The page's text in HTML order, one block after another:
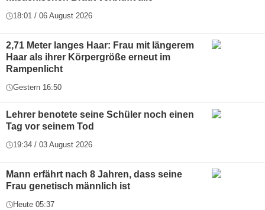
18:01 / 06 August 2026
2,71 Meter langes Haar: Frau mit längerem
Haar als ihrer Körpergröße erneut im
Rampenlicht
Gestern 16:50
Lehrer benotete seine Schüler noch einen
Tag vor seinem Tod
19:34 / 03 August 2026
Mann erfährt nach 8 Jahren, dass seine
Frau genetisch männlich ist
Heute 05:37